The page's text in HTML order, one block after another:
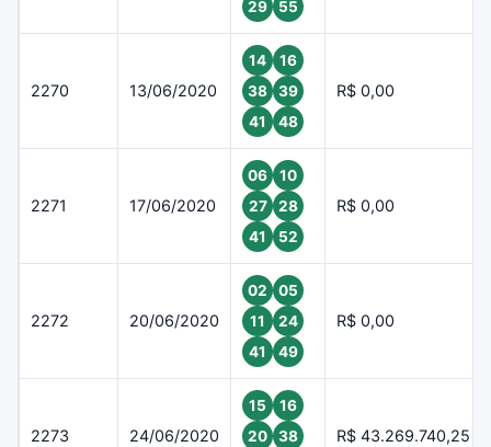
29 55
2270 13/06/2020
14
16
38
39
41
48
R$ 0,00
2271 17/06/2020
06
10
27
28
41
52
R$ 0,00
2272 20/06/2020
02
05
11
24
41
49
R$ 0,00
2273 24/06/2020
15
16
20
38
R$ 43.269.740,25